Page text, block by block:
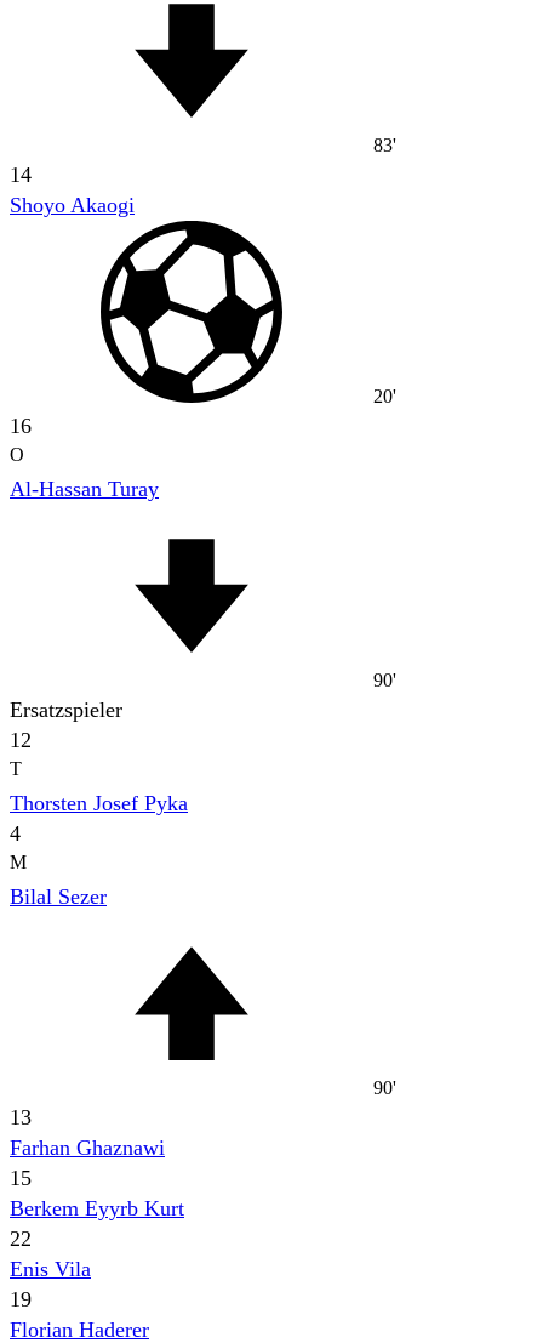
83'
14
Shoyo Akaogi
20'
16
O
Al-Hassan Turay
90'
Ersatzspieler
12
T
Thorsten Josef Pyka
4
M
Bilal Sezer
90'
13
Farhan Ghaznawi
15
Berkem Eyyrb Kurt
22
Enis Vila
19
Florian Haderer